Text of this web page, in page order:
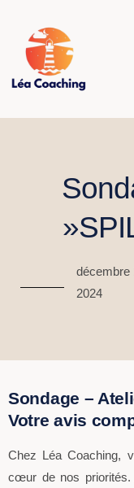
décembre
2024
Sondage –
Votre avis
Chez Léa Coaching,
cœur de nos priorités.